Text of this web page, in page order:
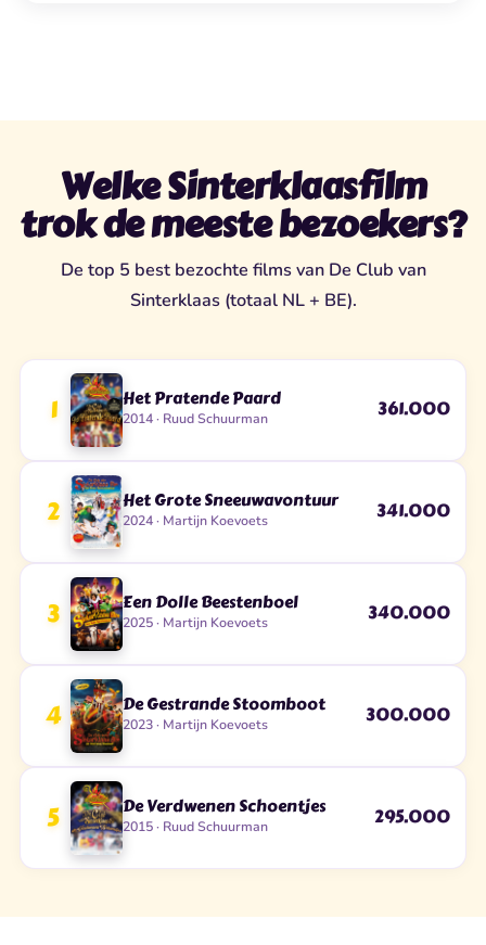
Welke Sinterklaasfilm
trok de meeste bezoekers?
De top 5 best bezochte films van De Club van
Sinterklaas (totaal NL + BE).
1 Het Pratende Paard
2014 · Ruud Schuurman 361.000
2 Het Grote Sneeuwavontuur
2024 · Martijn Koevoets 341.000
3 Een Dolle Beestenboel
2025 · Martijn Koevoets 340.000
4 De Gestrande Stoomboot
2023 · Martijn Koevoets 300.000
5 De Verdwenen Schoentjes
2015 · Ruud Schuurman 295.000